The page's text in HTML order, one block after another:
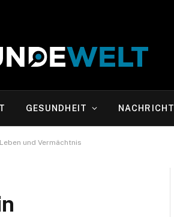
GESUNDHEIT NACHRICHT
und Vermächtnis